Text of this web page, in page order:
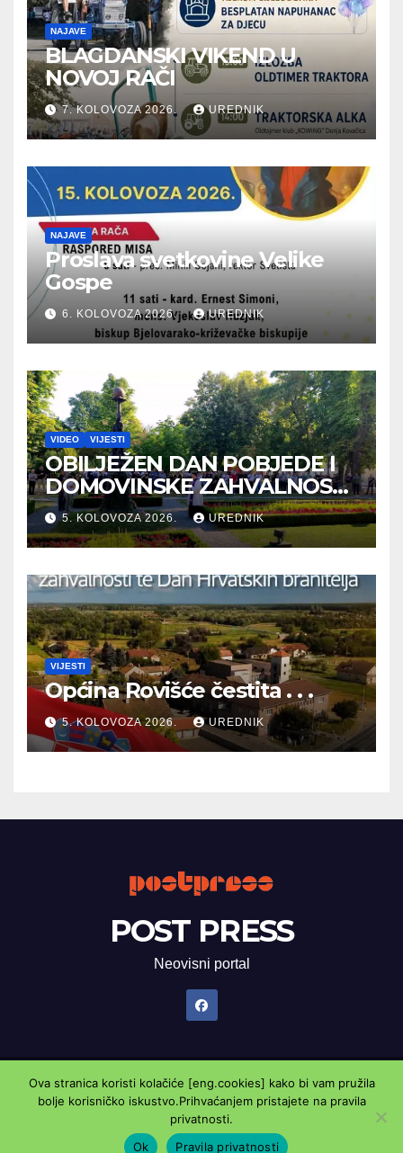
NAJAVE
BLAGDANSKI VIKEND U
NOVOJ RAČI
7. KOLOVOZA 2026. UREDNIK
NAJAVE
Proslava svetkovine Velike
Gospe
6. KOLOVOZA 2026. UREDNIK
VIDEO VIJESTI
OBILJEŽEN DAN POBJEDE I
DOMOVINSKE ZAHVALNOSTI
TE DAN HRVATSKIH
BRANITELJA
5. KOLOVOZA 2026. UREDNIK
VIJESTI
Općina Rovišće čestita . . .
5. KOLOVOZA 2026. UREDNIK
POST PRESS
Neovisni portal
Proudly powered by WordPress| Theme: Newsup byThemeansar.
Marketing oglasnik Kontaktirajte nasPravila privatnosti
Ova stranica koristi kolačiće [eng.cookies] kako bi vam pružila
bolje korisničko iskustvo.Prihvaćanjem pristajete na pravila
privatnosti.
Ok
Pravila privatnosti